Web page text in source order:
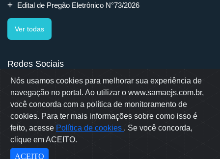
Nós usamos cookies para melhorar sua experiência de
navegação no portal. Ao utilizar o www.samaejs.com.br,
você concorda com a política de monitoramento de
cookies. Para ter mais informações sobre como isso é
feito, acesse Política de cookies . Se você concorda,
clique em ACEITO.
ACEITO
Edital de Pregão Eletrônico N°73/2026
Ver todas
Redes Sociais
Rua Erwino Menegotti, 478 - Bairro Água Verde - Jaraguá do Sul
- SC
Samae © 2022 - Todos os direitos reservados
Desenvolvido por: OWL Mídia Agência Digital